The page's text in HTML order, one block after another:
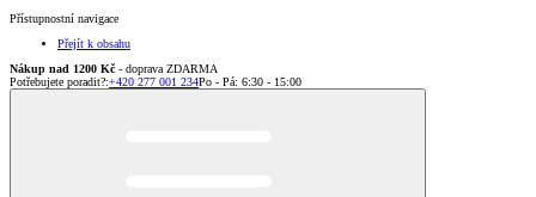
Přístupnostní navigace
Přejít k obsahu
Nákup nad 1200 Kč - doprava ZDARMA
Potřebujete poradit?:+420 277 001 234Po - Pá: 6:30 - 15:00